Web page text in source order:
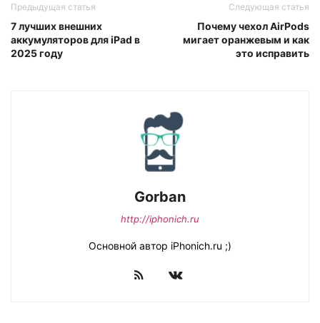
Предыдущая статья
7 лучших внешних
аккумуляторов для iPad в
2025 году
Следующая статья
Почему чехол AirPods
мигает оранжевым и как
это исправить
Gorban
http://iphonich.ru
Основной автор iPhonich.ru ;)